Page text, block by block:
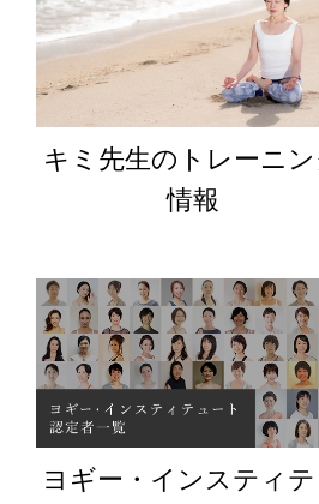
キミ先生のトレーニ
情報
ヨギー・インスティテ